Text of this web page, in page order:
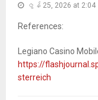
ဇွန် 25, 2026 at
References:
Legiano Casino
https://
sterreich